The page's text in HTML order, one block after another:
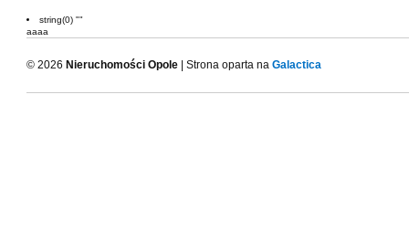
string(0) ""
aaaa
© 2026 Nieruchomości Opole | Strona oparta na Galactica